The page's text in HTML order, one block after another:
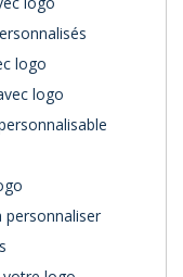
logo
logo
personnaliser